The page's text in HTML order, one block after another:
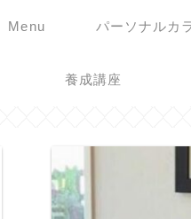
Menu パーソナルカ
断モニター
養成講座